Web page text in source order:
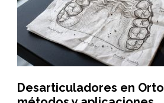
Desarticuladores en